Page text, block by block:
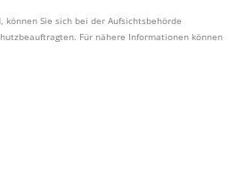
Sie sich bei der Aufsichtsbehörde
Für nähere Informationen können